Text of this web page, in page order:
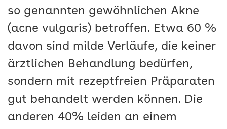
so genannten gewöhnlichen Akne
(acne vulgaris) betroffen. Etwa 60 %
davon sind milde Verläufe, die keiner
ärztlichen Behandlung bedürfen,
sondern mit rezeptfreien Präparaten
gut behandelt werden können. Die
anderen 40% leiden an einem